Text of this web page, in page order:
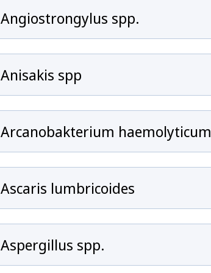
Angiostrongylus spp.
Anisakis spp
Arcanobakterium haemolyticum
Ascaris lumbricoides
Aspergillus spp.